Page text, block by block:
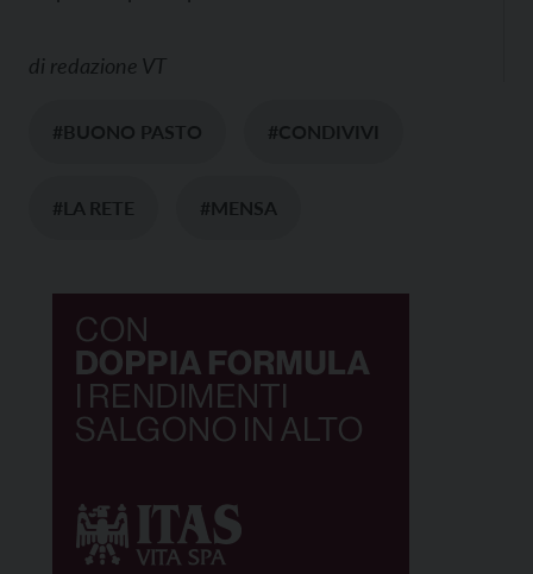
di redazione VT
#BUONO PASTO #CONDIVIVI
#LA RETE #MENSA